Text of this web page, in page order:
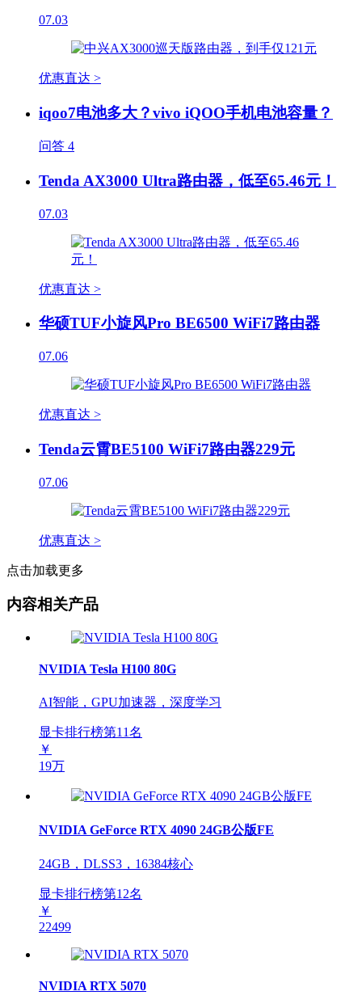
07.03
优惠直达 >
iqoo7电池多大？vivo iQOO手机电池容量？
问答 4
Tenda AX3000 Ultra路由器，低至65.46元！
07.03
优惠直达 >
华硕TUF小旋风Pro BE6500 WiFi7路由器
07.06
优惠直达 >
Tenda云霄BE5100 WiFi7路由器229元
07.06
优惠直达 >
点击加载更多
内容相关产品
NVIDIA Tesla H100 80G
AI智能，GPU加速器，深度学习
显卡排行榜第11名
￥
19万
NVIDIA GeForce RTX 4090 24GB公版FE
24GB，DLSS3，16384核心
显卡排行榜第12名
￥
22499
NVIDIA RTX 5070